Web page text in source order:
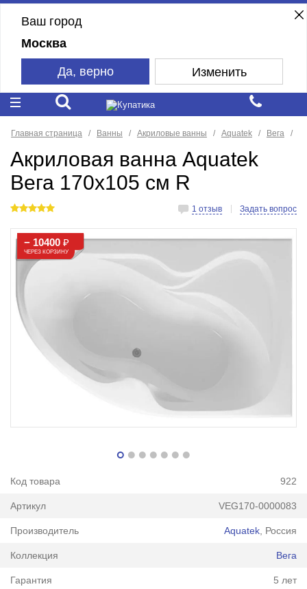
Ваш город
Москва
Да, верно Изменить
Главная страница Ванны Акриловые ванны Aquatek Вега
Акриловая ванна Aquatek
Вега 170х105 см R
1 отзыв Задать вопрос
− 10400₽
ЧЕРЕЗ КОРЗИНУ
Код товара 922
Артикул VEG170-0000083
Производитель Aquatek , Россия
Коллекция Вега
Гарантия 5 лет